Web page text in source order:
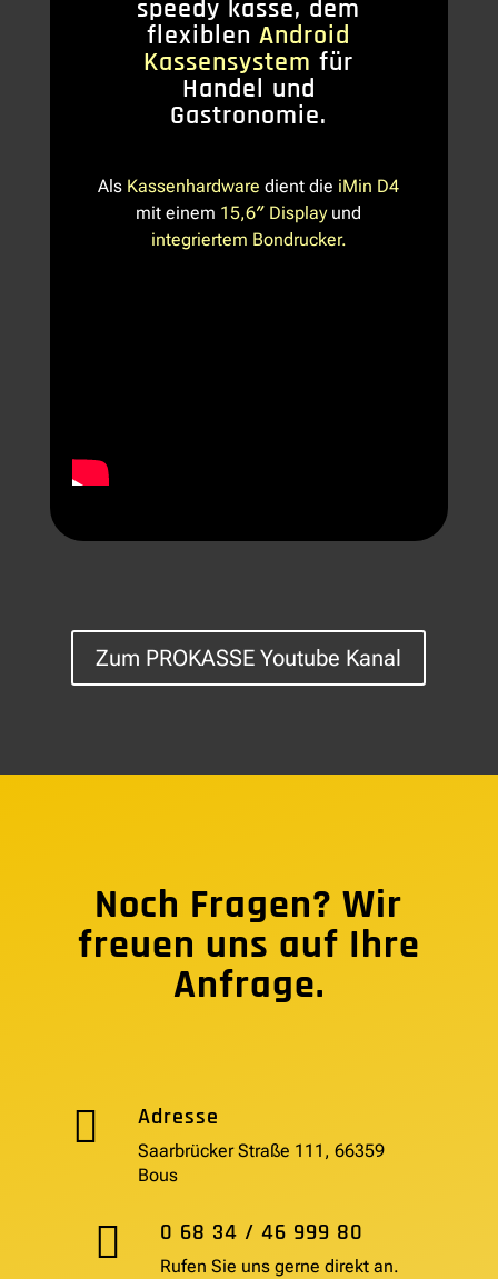
speedy kasse, dem
flexiblen Android
Kassensystem für
Handel und
Gastronomie.
Als Kassenhardware dient die iMin D4
mit einem 15,6″ Display und
integriertem Bondrucker.
Zum PROKASSE Youtube Kanal
Noch Fragen? Wir
freuen uns auf Ihre
Anfrage.
 Adresse
Saarbrücker Straße 111, 66359
Bous
 0 68 34 / 46 999 80
Rufen Sie uns gerne direkt an.